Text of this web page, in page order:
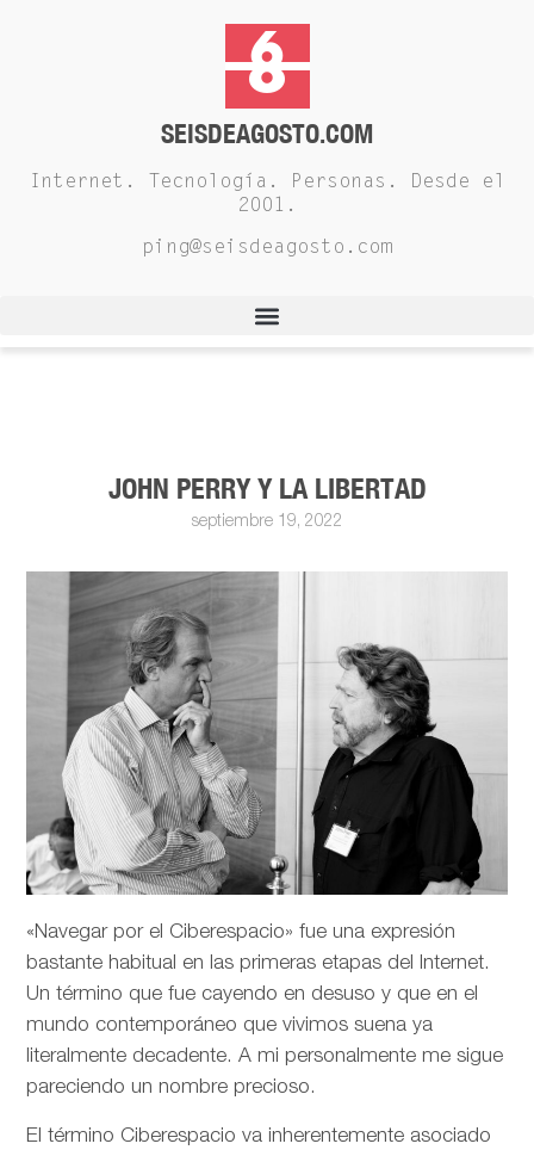
SEISDEAGOSTO.COM
Internet. Tecnología. Personas. Desde el
2001.
ping@seisdeagosto.com
JOHN PERRY Y LA LIBERTAD
septiembre 19, 2022
«Navegar por el Ciberespacio» fue una expresión
bastante habitual en las primeras etapas del Internet.
Un término que fue cayendo en desuso y que en el
mundo contemporáneo que vivimos suena ya
literalmente decadente. A mi personalmente me sigue
pareciendo un nombre precioso.
El término Ciberespacio va inherentemente asociado